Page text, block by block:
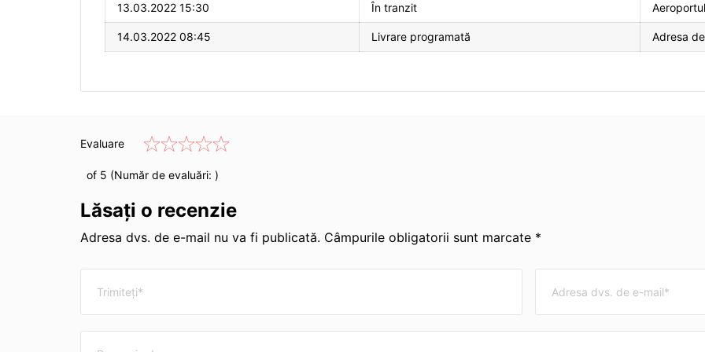
13.03.2022 15:30 În tranzit
14.03.2022 08:45 Livrare programată Adresa
Evaluare
of 5 (Număr de evaluări: )
Lăsați o recenzie
Adresa dvs. de e-mail nu va fi publicată. Câmpurile obligatorii sunt marcate *